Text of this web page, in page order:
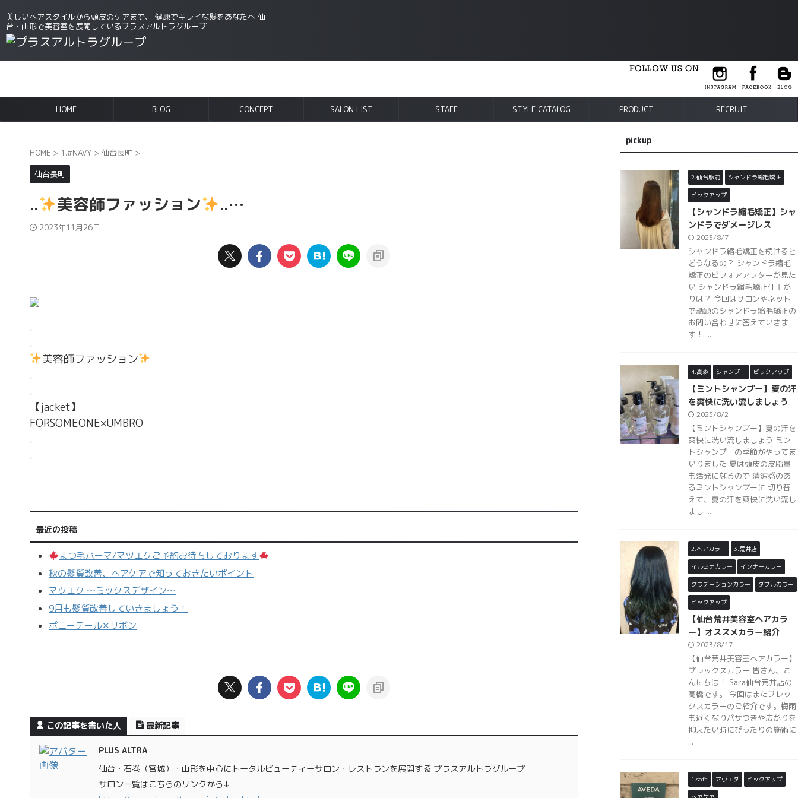
美しいヘアスタイルから頭皮のケアまで、 健康でキレイな髪をあなたへ 仙
台・山形で美容室を展開しているプラスアルトラグループ
HOME BLOG CONCEPT SALON LIST STAFF STYLE CATALOG PRODUCT RECRUIT
HOME > 1.#NAVY > 仙台長町 >
仙台長町
.. 美容師ファッション ..…
2023年11月26日
.
.
美容師ファッション
.
.
【jacket】
FORSOMEONE×UMBRO
.
.
最近の投稿
まつ毛パーマ/マツエクご予約お待ちしております
秋の髪質改善、ヘアケアで知っておきたいポイント
マツエク 〜ミックスデザイン〜
9月も髪質改善していきましょう！
ポニーテール‪✕‬リボン
この記事を書いた人 最新記事
PLUS ALTRA
仙台・石巻（宮城）・山形を中心にトータルビューティーサロン・レストランを展開する プラスアルトラグループ
サロン一覧はこちらのリンクから↓
pickup
2.仙台駅前 シャンドラ縮毛矯正
ピックアップ
【シャンドラ縮毛矯正】シャ
ンドラでダメージレス
2023/8/7
シャンドラ縮毛矯正を続けると
どうなるの？ シャンドラ縮毛
矯正のビフォアアフターが見た
い シャンドラ縮毛矯正仕上が
りは？ 今回はサロンやネット
で話題のシャンドラ縮毛矯正の
お問い合わせに答えていきま
す！ ...
4.高森 シャンプー ピックアップ
【ミントシャンプー】夏の汗
を爽快に洗い流しましょう
2023/8/2
【ミントシャンプー】夏の汗を
爽快に洗い流しましょう ミン
トシャンプーの季節がやってま
いりました 夏は頭皮の皮脂量
も活発になるので 清涼感のあ
るミントシャンプーに 切り替
えて、夏の汗を爽快に洗い流し
まし ...
2.ヘアカラー 3.荒井店
イルミナカラー インナーカラー
グラデーションカラー ダブルカラー
ピックアップ
【仙台荒井美容室ヘアカラ
ー】オススメカラー紹介
2023/8/17
【仙台荒井美容室ヘアカラー】
プレックスカラー 皆さん、こ
んにちは！ Sara仙台荒井店の
高橋です。 今回はまたプレッ
クスカラーのご紹介です。梅雨
も近くなりパサつきや広がりを
抑えたい時にぴったりの施術に
...
1.sofa アヴェダ ピックアップ